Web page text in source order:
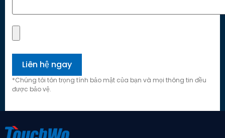
*Chúng tôi tôn trọng tính bảo mật của bạn và mọi thông tin đều
được bảo vệ.